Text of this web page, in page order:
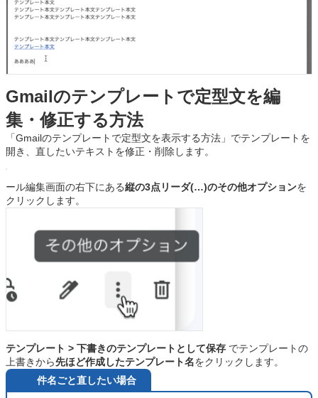
Gmailのテンプレートで定型文を編
集・修正する方法
「Gmailのテンプレートで定型文を表示する方法」でテンプレートを
開き、直したいテキストを修正・削除します。
ール編集画面の右下にある縦の3点リーダ(…)のその他オプションを
クリックします。
テンプレート > 下書きのテンプレートとして保存 でテンプレートの
上書きから先ほど作成したテンプレート名をクリックします。
件名ごと直したい場合